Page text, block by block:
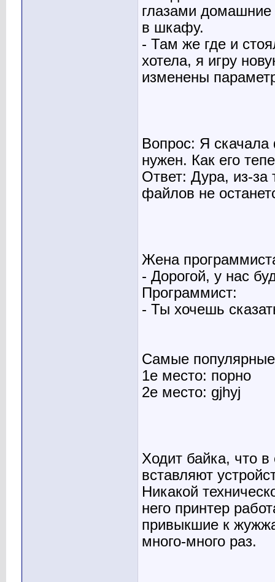
глазами
в шкафу.
- Там же где и
хотела, я игру
изменены
Вопрос: Я
нужен. Как его
Ответ: Дура, из-за
файлов не
Жена
- Дорогой, у нас
Программист:
- Ты хочешь
Самые популярные
1е место: порно
2е место: gjhyj
Ходит байка, что
вставляют
Никакой
него принтер
привыкшие к
много-много раз.